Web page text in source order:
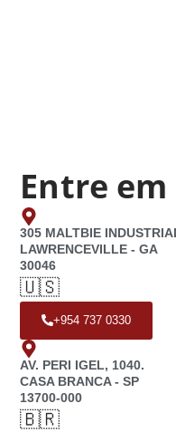
Entre
305 MALTBIE
LAWRENCEVILLE - GA
30046
🇺🇸
+954 737 0330
AV. PERI IGEL, 1040.
CASA BRANCA - SP
13700-000
🇧🇷